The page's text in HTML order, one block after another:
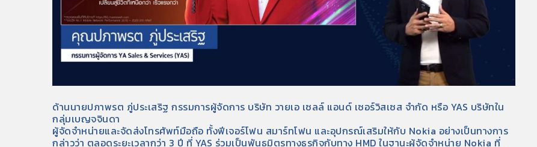
ด้านนายปภาพรต ภู่ประเสริฐ กรรมการผู้จัดการ บริษัท วายเอ เซลล์ แอนด์ เซอร์วิสเซส จำกัด หรือ YAS บริษัทใน
กลุ่มเบญจจินดา
ผู้จัดจำหน่ายและจัดส่งโทรศัพท์มือถือ ทั้งฟีเจอร์โฟน สมาร์ทโฟน และอุปกรณ์เสริมให้กับ Nokia อย่างเป็นทางการ
กล่าวว่า ตลอดระยะเวลากว่า 3 ปี ที่ YAS ร่วมเป็นพันธมิตรทางธุรกิจกับทาง HMD ในฐานะผู้จัดจำหน่าย Nokia ที่